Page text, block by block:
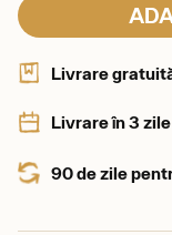
Livrare
Livrare în 3
90 de zile